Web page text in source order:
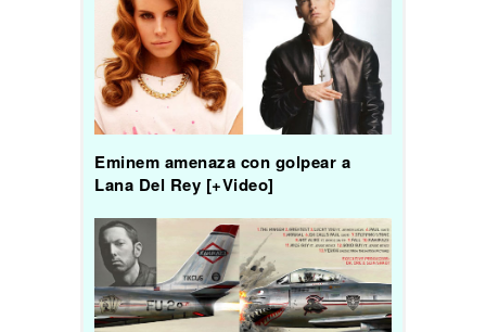
Eminem amenaza con golpear a
Lana Del Rey [+Video]